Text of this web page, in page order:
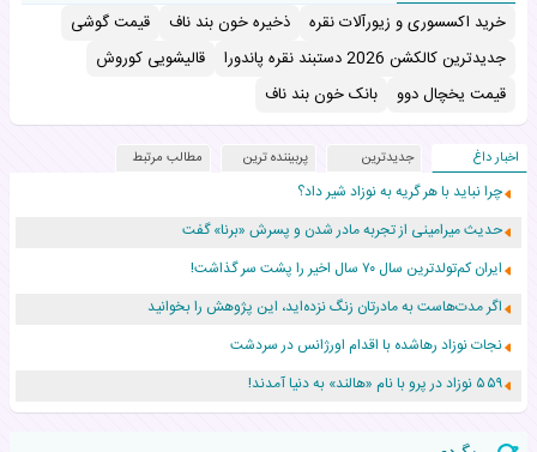
خرید اکسسوری و زیورآلات نقره ذخیره خون بند ناف
قیمت گوشی
جدیدترین کالکشن 2026 دستبند نقره پاندورا
قالیشویی کوروش
قیمت یخچال دوو
بانک خون بند ناف
اخبار داغ جدیدترین پربیننده ترین مطالب مرتبط
چرا نباید با هر گریه به نوزاد شیر داد؟
حدیث میرامینی از تجربه مادر شدن و پسرش «برنا» گفت
ایران کم‌تولدترین سال ۷۰ سال اخیر را پشت سر گذاشت!
اگر مدت‌هاست به مادرتان زنگ نزده‌اید، این پژوهش را بخوانید
نجات نوزاد رهاشده با اقدام اورژانس در سردشت
۵۵۹ نوزاد در پرو با نام «هالند» به دنیا آمدند!